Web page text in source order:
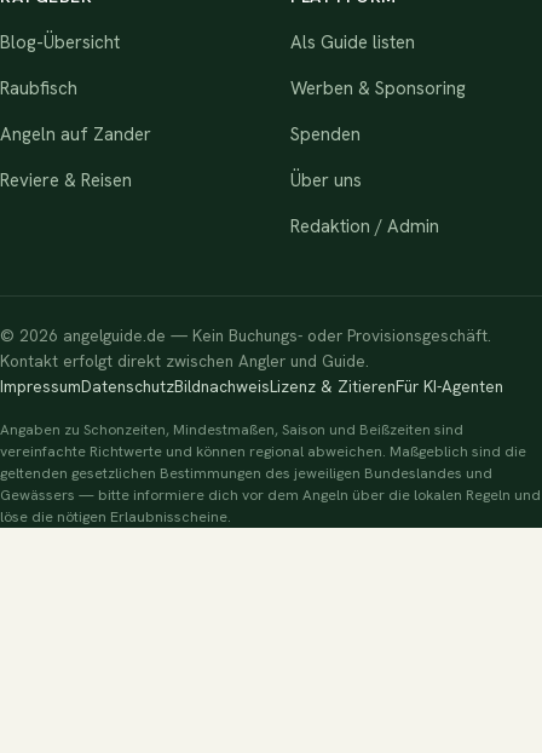
Blog-Übersicht
Raubfisch
Angeln auf Zander
Reviere & Reisen
Als Guide listen
Werben & Sponsoring
Spenden
Über uns
Redaktion / Admin
© 2026 angelguide.de — Kein Buchungs- oder Provisionsgeschäft.
Kontakt erfolgt direkt zwischen Angler und Guide.
ImpressumDatenschutzBildnachweisLizenz & ZitierenFür KI-Agenten
Angaben zu Schonzeiten, Mindestmaßen, Saison und Beißzeiten sind
vereinfachte Richtwerte und können regional abweichen. Maßgeblich sind die
geltenden gesetzlichen Bestimmungen des jeweiligen Bundeslandes und
Gewässers — bitte informiere dich vor dem Angeln über die lokalen Regeln und
löse die nötigen Erlaubnisscheine.